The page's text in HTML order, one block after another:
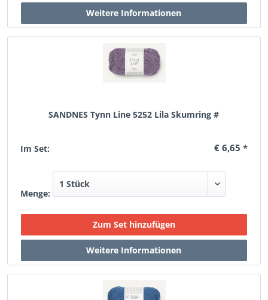
SANDNES Tynn Line 5252 Lila Skumring #
Im Set: € 6,65 *
Menge: